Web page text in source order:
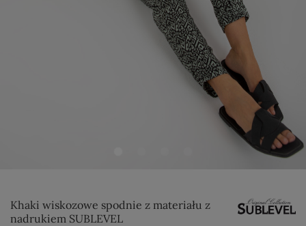
Khaki wiskozowe spodnie z materiału z
nadrukiem SUBLEVEL